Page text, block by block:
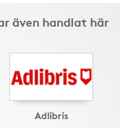
även handlat här
Adlibris